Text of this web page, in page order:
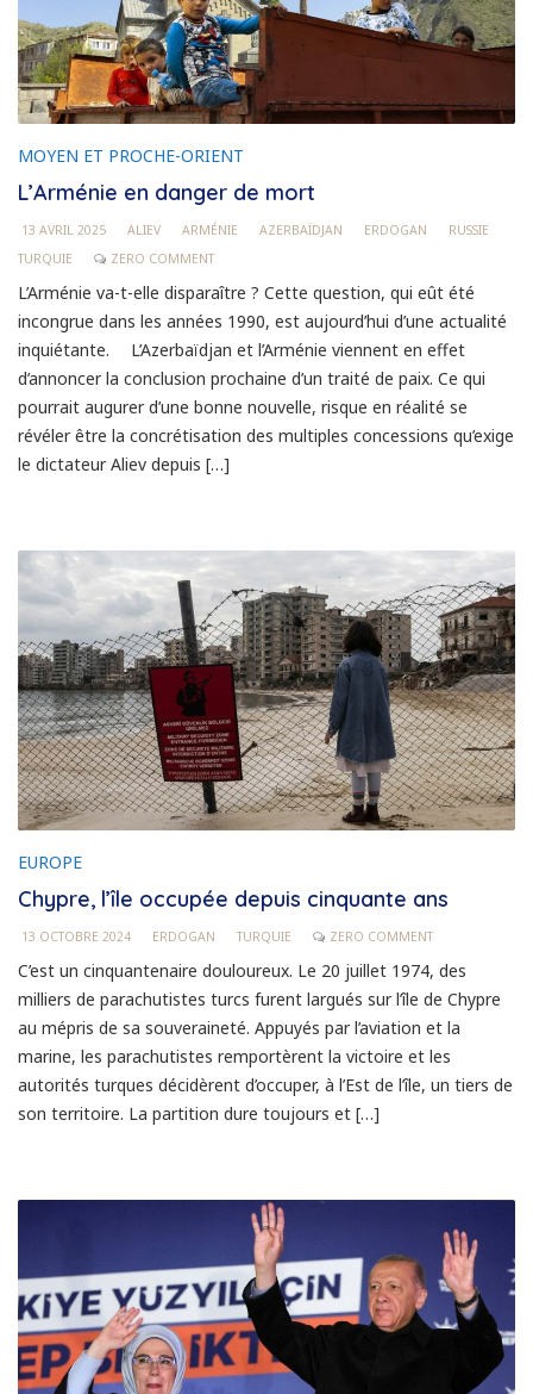
MOYEN ET PROCHE-ORIENT
L’Arménie en danger de mort
13 AVRIL 2025 ALIEV ARMÉNIE AZERBAÏDJAN ERDOGAN
RUSSIE
TURQUIE
ZERO COMMENT
L’Arménie va-t-elle disparaître ? Cette question, qui eût été
incongrue dans les années 1990, est aujourd’hui d’une actualité
inquiétante. L’Azerbaïdjan et l’Arménie viennent en effet
d’annoncer la conclusion prochaine d’un traité de paix. Ce qui
pourrait augurer d’une bonne nouvelle, risque en réalité se
révéler être la concrétisation des multiples concessions qu’exige
le dictateur Aliev depuis […]
EUROPE
Chypre, l’île occupée depuis cinquante ans
13 OCTOBRE 2024 ERDOGAN TURQUIE ZERO COMMENT
C’est un cinquantenaire douloureux. Le 20 juillet 1974, des
milliers de parachutistes turcs furent largués sur l’île de Chypre
au mépris de sa souveraineté. Appuyés par l’aviation et la
marine, les parachutistes remportèrent la victoire et les
autorités turques décidèrent d’occuper, à l’Est de l’île, un tiers de
son territoire. La partition dure toujours et […]